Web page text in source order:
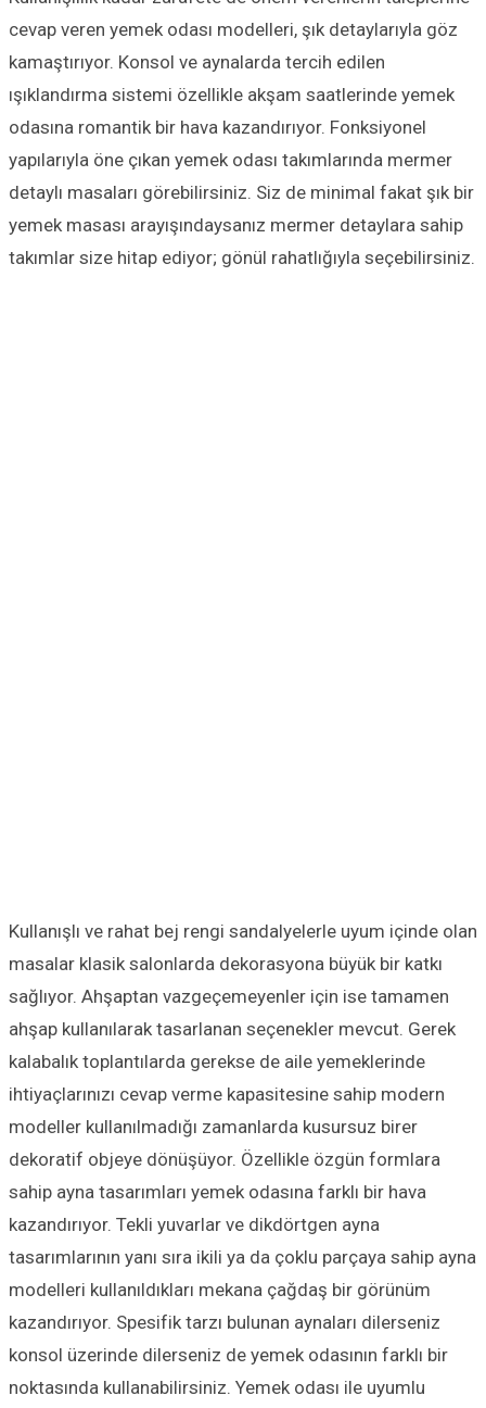
cevap veren yemek odası modelleri, şık detaylarıyla göz
kamaştırıyor. Konsol ve aynalarda tercih edilen
ışıklandırma sistemi özellikle akşam saatlerinde yemek
odasına romantik bir hava kazandırıyor. Fonksiyonel
yapılarıyla öne çıkan yemek odası takımlarında mermer
detaylı masaları görebilirsiniz. Siz de minimal fakat şık bir
yemek masası arayışındaysanız mermer detaylara sahip
takımlar size hitap ediyor; gönül rahatlığıyla seçebilirsiniz.
Kullanışlı ve rahat bej rengi sandalyelerle uyum içinde olan
masalar klasik salonlarda dekorasyona büyük bir katkı
sağlıyor. Ahşaptan vazgeçemeyenler için ise tamamen
ahşap kullanılarak tasarlanan seçenekler mevcut. Gerek
kalabalık toplantılarda gerekse de aile yemeklerinde
ihtiyaçlarınızı cevap verme kapasitesine sahip modern
modeller kullanılmadığı zamanlarda kusursuz birer
dekoratif objeye dönüşüyor. Özellikle özgün formlara
sahip ayna tasarımları yemek odasına farklı bir hava
kazandırıyor. Tekli yuvarlar ve dikdörtgen ayna
tasarımlarının yanı sıra ikili ya da çoklu parçaya sahip ayna
modelleri kullanıldıkları mekana çağdaş bir görünüm
kazandırıyor. Spesifik tarzı bulunan aynaları dilerseniz
konsol üzerinde dilerseniz de yemek odasının farklı bir
noktasında kullanabilirsiniz. Yemek odası ile uyumlu